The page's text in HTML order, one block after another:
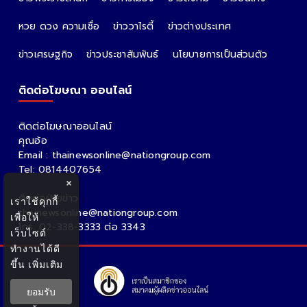
หวย ดวง ความเชื่อ
ข่าววาไรตี้
ข่าวต่างประเทศ
ข่าวเศรษฐกิจ
ข่าวประชาสัมพันธ์ นโยบายการเป็นส่วนตัว
ติดต่อโฆษณา ออนไลน์
ติดต่อโฆษณาออนไลน์
คุณอ้อ
Email : thainewsonline@nationgroup.com
Tel: 0814407654
ติดต่อฝ่ายข่าว
thainewsonline@nationgroup.com
โทร. 02-338-3333 ต่อ 3343
×
เราใช้คุกกี้
เพื่อให้
เว็บไซต์
ทำงานได้ดี
ขึ้น เพิ่มเติม
ยอมรับ